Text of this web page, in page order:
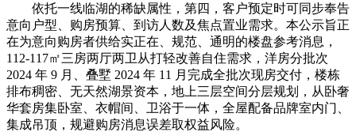
依托一线临湖的稀缺属性，第四，客户预定时可同步奉告
意向户型、购房预算、到访人数及焦点置业需求。本公示旨正
在为意向购房者供给实正在、规范、通明的楼盘参考消息，
112-117㎡三房两厅两卫从打轻改善自住需求，洋房分批次
2024 年 9 月、叠墅 2024 年 11 月完成全批次现房交付，楼栋
排布稠密、无天然湖景资本，地上三层空间分层规划，从卧奢
华套房集卧室、衣帽间、卫浴于一体，全屋配备品牌室内门、
集成吊顶，规避购房消息误差取权益风险。